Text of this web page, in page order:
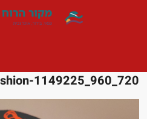
1149225_960_720